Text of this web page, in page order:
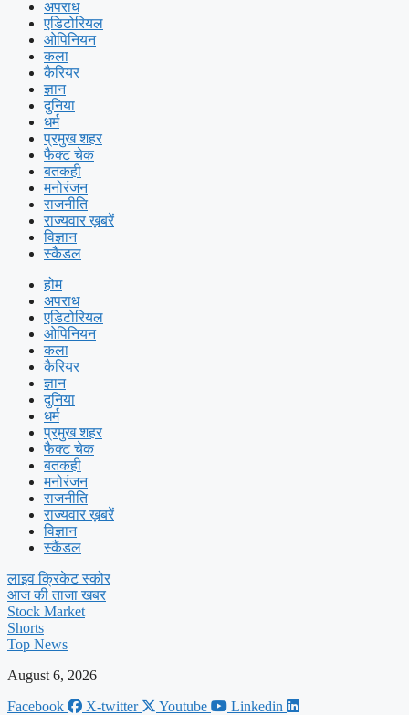
अपराध
एडिटोरियल
ओपिनियन
कला
कैरियर
ज्ञान
दुनिया
धर्म
प्रमुख शहर
फैक्ट चेक
बतकही
मनोरंजन
राजनीति
राज्यवार ख़बरें
विज्ञान
स्कैंडल
होम
अपराध
एडिटोरियल
ओपिनियन
कला
कैरियर
ज्ञान
दुनिया
धर्म
प्रमुख शहर
फैक्ट चेक
बतकही
मनोरंजन
राजनीति
राज्यवार ख़बरें
विज्ञान
स्कैंडल
लाइव क्रिकेट स्कोर
आज की ताजा खबर
Stock Market
Shorts
Top News
August 6, 2026
Facebook
X-twitter Youtube Linkedin